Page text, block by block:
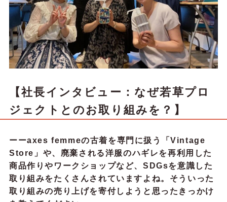
【社長インタビュー：なぜ若草プロ
ジェクトとのお取り組みを？】
ーーaxes femmeの古着を専門に扱う「Vintage
Store」や、廃棄される洋服のハギレを再利用した
商品作りやワークショップなど、SDGsを意識した
取り組みをたくさんされていますよね。そういった
取り組みの売り上げを寄付しようと思ったきっかけ